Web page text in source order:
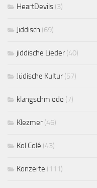
HeartDevils (3)
Jiddisch (69)
jiddische Lieder (40)
Jüdische Kultur (57)
klangschmiede (7)
Klezmer (46)
Kol Colé (43)
Konzerte (111)